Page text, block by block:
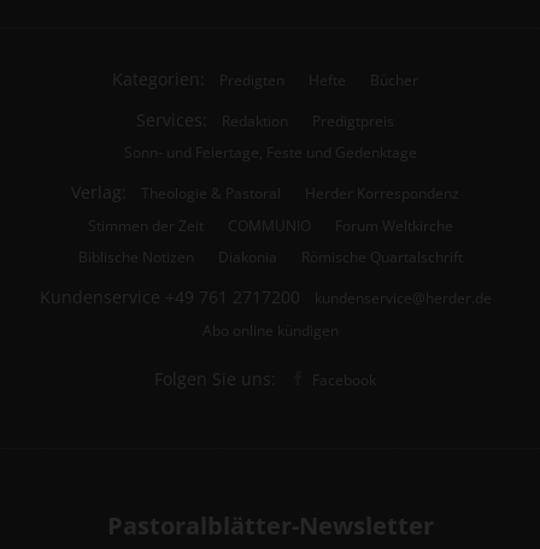
Kategorien: Predigten Hefte Bücher
Services: Redaktion
Predigtpreis
Sonn- und Feiertage, Feste und Gedenktage
Verlag: Theologie & Pastoral
Herder Korrespondenz
Stimmen der Zeit
COMMUNIO
Forum Weltkirche
Biblische Notizen
Diakonia Römische Quartalschrift
Kundenservice +49 761 2717200
kundenservice@herder.de
Abo online kündigen
Folgen Sie uns: Facebook
Pastoralblätter-Newsletter